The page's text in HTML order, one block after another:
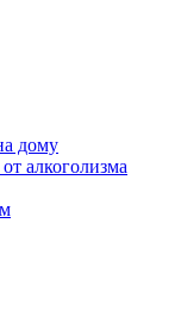
дому
алкоголизма